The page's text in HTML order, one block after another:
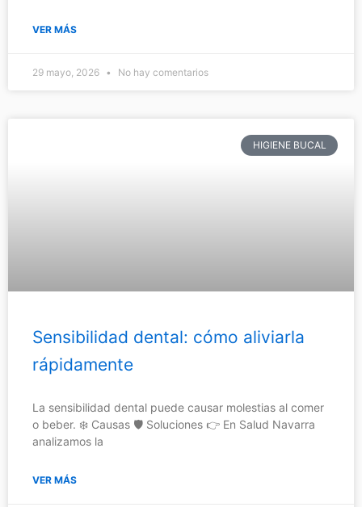
VER MÁS
29 mayo, 2026 No hay comentarios
HIGIENE BUCAL
Sensibilidad dental: cómo aliviarla
rápidamente
La sensibilidad dental puede causar molestias al comer
o beber. ❄️ Causas 🛡️ Soluciones 👉 En Salud Navarra
analizamos la
VER MÁS